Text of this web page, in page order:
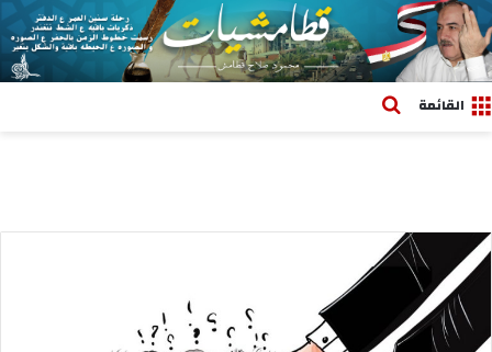
القائمة